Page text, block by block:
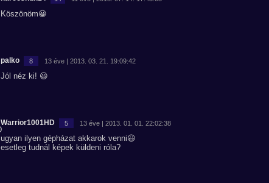
Köszönöm😀
palko 8 13 éve | 2013. 03. 21. 19:09:42
Jól néz ki! 😃
Warrior1001HD 5 13 éve | 2013. 01. 01. 22:02:38
ugyan ilyen gépházat akkarok venni😃
esetleg tudnál képek küldeni róla?